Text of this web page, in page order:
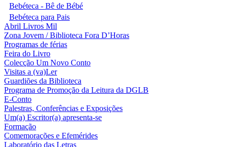
Bebéteca - Bê de Bébé
Bebéteca para Pais
Abril Livros Mil
Zona Jovem / Biblioteca Fora D’Horas
Programas de férias
Feira do Livro
Colecção Um Novo Conto
Visitas a (va)Ler
Guardiões da Biblioteca
Programa de Promoção da Leitura da DGLB
E-Conto
Palestras, Conferências e Exposições
Um(a) Escritor(a) apresenta-se
Formação
Comemorações e Efemérides
Laboratório das Letras